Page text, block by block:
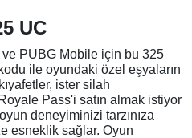
UC
PUBG Mobile için bu 325
ile oyundaki özel eşyaların
ister silah
Pass'i satın almak istiyor
deneyiminizi tarzınıza
esneklik sağlar. Oyun